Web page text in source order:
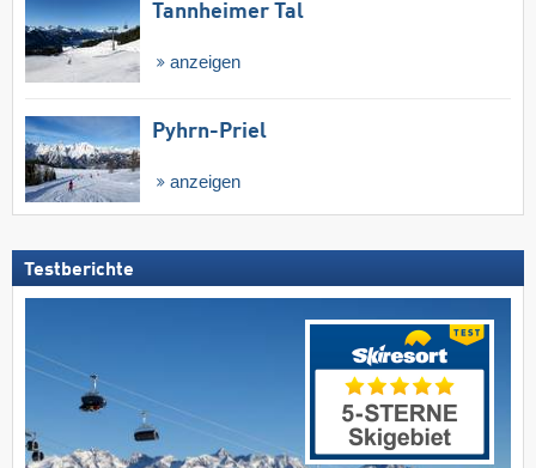
Tannheimer Tal
anzeigen
Pyhrn-Priel
anzeigen
Testberichte